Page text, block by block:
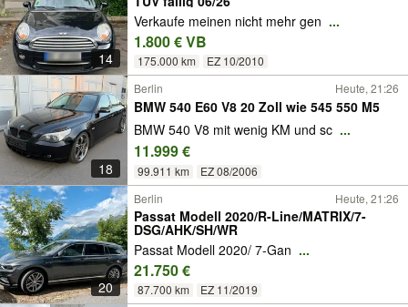
14
Verkaufe meinen nicht mehr gen ...
1.800 € VB
175.000 km EZ 10/2010
18
Berlin Heute, 21:26
BMW 540 E60 V8 20 Zoll wie 545 550 M5
BMW 540 V8 mit wenig KM und sc ...
11.999 €
99.911 km EZ 08/2006
20
Berlin Heute, 21:26
Passat Modell 2020/R-Line/MATRIX/7-
DSG/AHK/SH/WR
Passat Modell 2020/ 7-Gan ...
21.750 €
87.700 km EZ 11/2019